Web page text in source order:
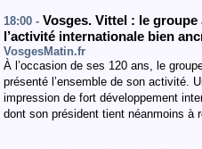
18:00 - Vosges. Vittel : le
l’activité internationale bien
VosgesMatin.fr
À l’occasion de ses 120 ans, le
présenté l’ensemble de son activité.
impression de fort développement
dont son président tient néanmoins à